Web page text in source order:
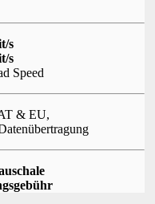
s
s
Speed
& EU,